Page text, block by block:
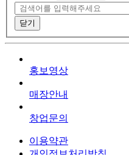
닫기
홍보영상
매장안내
창업문의
이용약관